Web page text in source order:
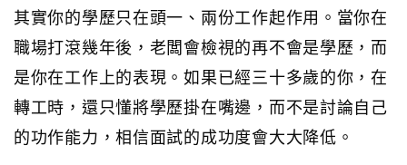
其實你的學歷只在頭一、兩份工作起作用。當你在
職場打滾幾年後，老闆會檢視的再不會是學歷，而
是你在工作上的表現。如果已經三十多歲的你，在
轉工時，還只懂將學歷掛在嘴邊，而不是討論自己
的功作能力，相信面試的成功度會大大降低。